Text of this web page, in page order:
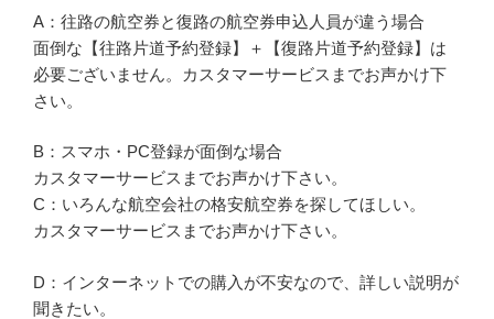
A：往路の航空券と復路の航空券申込人員が違う場合
面倒な【往路片道予約登録】＋【復路片道予約登録】は
必要ございません。カスタマーサービスまでお声かけ下
さい。
B：スマホ・PC登録が面倒な場合
カスタマーサービスまでお声かけ下さい。
C：いろんな航空会社の格安航空券を探してほしい。
カスタマーサービスまでお声かけ下さい。
D：インターネットでの購入が不安なので、詳しい説明が
聞きたい。